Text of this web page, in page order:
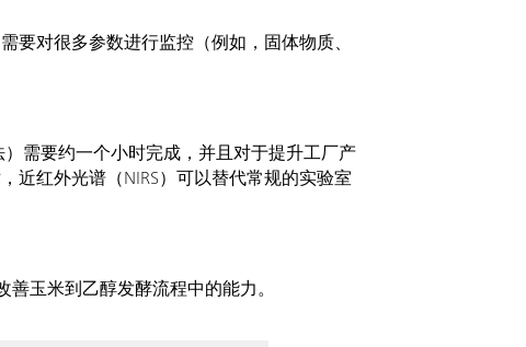
对很多参数进行监控（例如，固体物质、
需要约一个小时完成，并且对于提升工厂产
近红外光谱（NIRS）可以替代常规的实验室
玉米到乙醇发酵流程中的能力。